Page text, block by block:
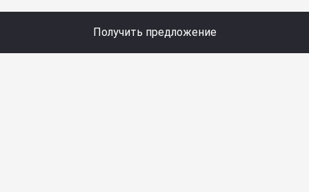
сайта, уникального идентификатора посетителя сайта,
предпочтительного времени и способа для контакта,
Получить предложение